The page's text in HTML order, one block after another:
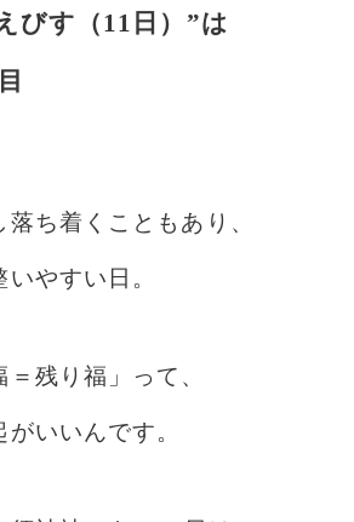
びす（11日）”は
ち着くこともあり、
やすい日。
＝残り福」って、
いいんです。